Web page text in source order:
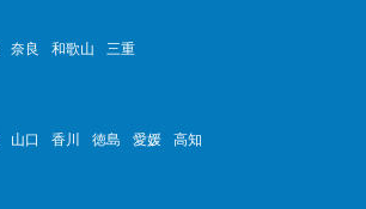
奈良 和歌山 三重
山口 香川 徳島 愛媛 高知